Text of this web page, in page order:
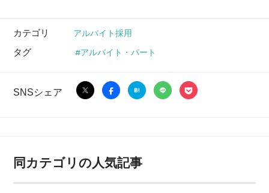
カテゴリ アルバイト採用
タグ アルバイト・パート
SNSシェア
同カテゴリの人気記事